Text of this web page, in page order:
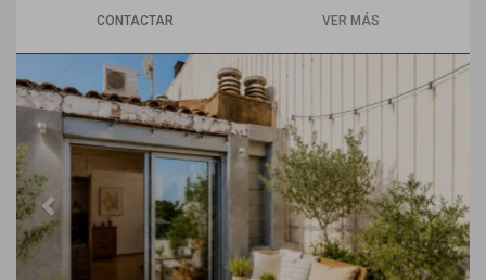
CONTACTAR VER MÁS
Previous Next